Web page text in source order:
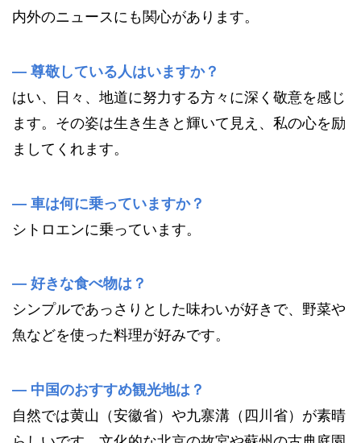
内外のニュースにも関心があります。
— 尊敬している人はいますか？
はい、日々、地道に努力する方々に深く敬意を感じ
ます。その姿は生き生きと輝いて見え、私の心を励
ましてくれます。
— 車は何に乗っていますか？
シトロエンに乗っています。
— 好きな食べ物は？
シンプルであっさりとした味わいが好きで、野菜や
魚などを使った料理が好みです。
— 中国のおすすめ観光地は？
自然では黄山（安徽省）や九寨溝（四川省）が素晴